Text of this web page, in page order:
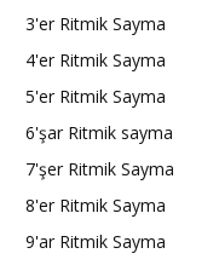
3'er Ritmik Sayma
4'er Ritmik Sayma
5'er Ritmik Sayma
6'şar Ritmik sayma
7'şer Ritmik Sayma
8'er Ritmik Sayma
9'ar Ritmik Sayma